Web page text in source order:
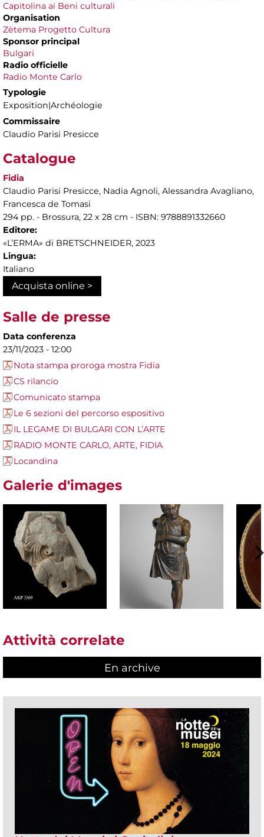
Capitolina ai Beni culturali
Organisation
Zètema Progetto Cultura
Sponsor principal
Bulgari
Radio officielle
Radio Monte Carlo
Typologie
Exposition|Archéologie
Commissaire
Claudio Parisi Presicce
Catalogue
Fidia
Claudio Parisi Presicce, Nadia Agnoli, Alessandra Avagliano,
Francesca de Tomasi
294 pp. - Brossura, 22 x 28 cm - ISBN: 9788891332660
Editore:
«L’ERMA» di BRETSCHNEIDER, 2023
Lingua:
Italiano
Acquista online >
Salle de presse
Data conferenza
23/11/2023 - 12:00
Nota stampa proroga mostra Fidia
CS rilancio
Comunicato stampa
Le 6 sezioni del percorso espositivo
IL LEGAME DI BULGARI CON L’ARTE
RADIO MONTE CARLO, ARTE, FIDIA
Locandina
Galerie d'images
Attività correlate
En archive